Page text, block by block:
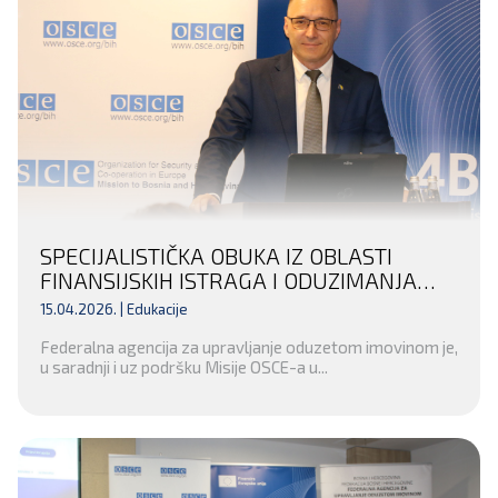
SPECIJALISTIČKA OBUKA IZ OBLASTI
FINANSIJSKIH ISTRAGA I ODUZIMANJA
NEZAKONITO STEČENE IMOVINE ZA
KANTONA 10
15.04.2026. | Edukacije
Federalna agencija za upravljanje oduzetom imovinom je,
u saradnji i uz podršku Misije OSCE-a u...